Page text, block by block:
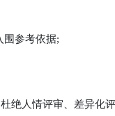
参考依据;
绝人情评审、差异化评